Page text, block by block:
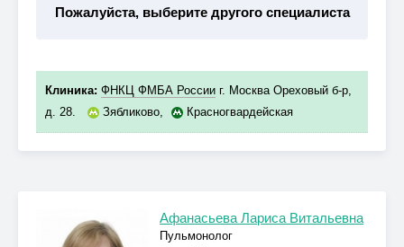
Пожалуйста, выберите другого специалиста
Клиника: ФНКЦ ФМБА России г. Москва Ореховый б-р,
д. 28.
Зябликово, Красногвардейская
Афанасьева Лариса Витальевна
Пульмонолог